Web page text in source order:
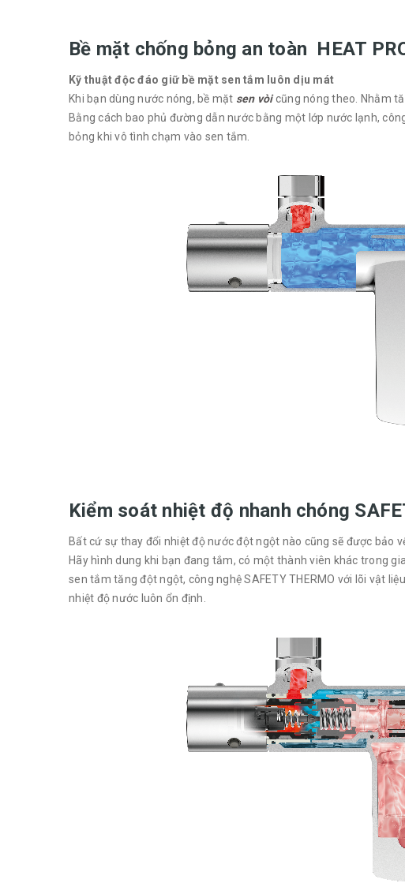
Bề mặt chống bỏng an toàn HEAT
Kỹ thuật độc đáo giữ bề mặt sen tắm luôn dịu mát
Khi bạn dùng nước nóng, bề mặt sen vòicũng nóng theo. Nhằm
Bằng cách bao phủ đường dẫn nước bằng một lớp nước lạnh,
bỏng khi vô tình chạm vào sen tắm.
Kiểm soát nhiệt độ nhanh chóng
Bất cứ sự thay đổi nhiệt độ nước đột ngột nào cũng sẽ được bảo
Hãy hình dung khi bạn đang tắm, có một thành viên khác trong
sen tắm tăng đột ngột, công nghệ SAFETY THERMO với lõi vật
nhiệt độ nước luôn ổn định.